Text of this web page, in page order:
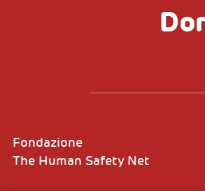
Fondazione
The Human Safety Net